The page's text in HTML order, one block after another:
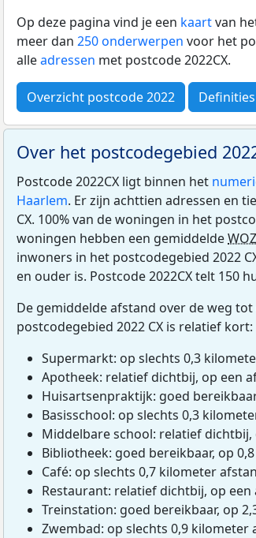
Op deze pagina vind je een kaartvan
meer dan 250 onderwerpen voor het
alleadressen met postcode 2022CX.
Overzicht postcode 2022 Definities
Over het postcodegebied
Postcode 2022CX ligt binnen het
Haarlem. Er zijn achttien adressen en
CX. 100% van de woningen in het
woningen hebben een gemiddeldeWOZ
inwoners in het postcodegebied 2022
en ouder is. Postcode 2022CX telt 150
De gemiddelde afstand over de weg
postcodegebied 2022 CX is relatief kort:
Supermarkt: op slechts 0,3
Apotheek: relatief dichtbij, op een
Huisartsenpraktijk: goed
Basisschool: op slechts 0,3
Middelbare school: relatief
Bibliotheek: goed bereikbaar, op
Café: op slechts 0,7 kilometer
Restaurant: relatief dichtbij, op een
Treinstation: goed bereikbaar, op
Zwembad: op slechts 0,9 kilometer